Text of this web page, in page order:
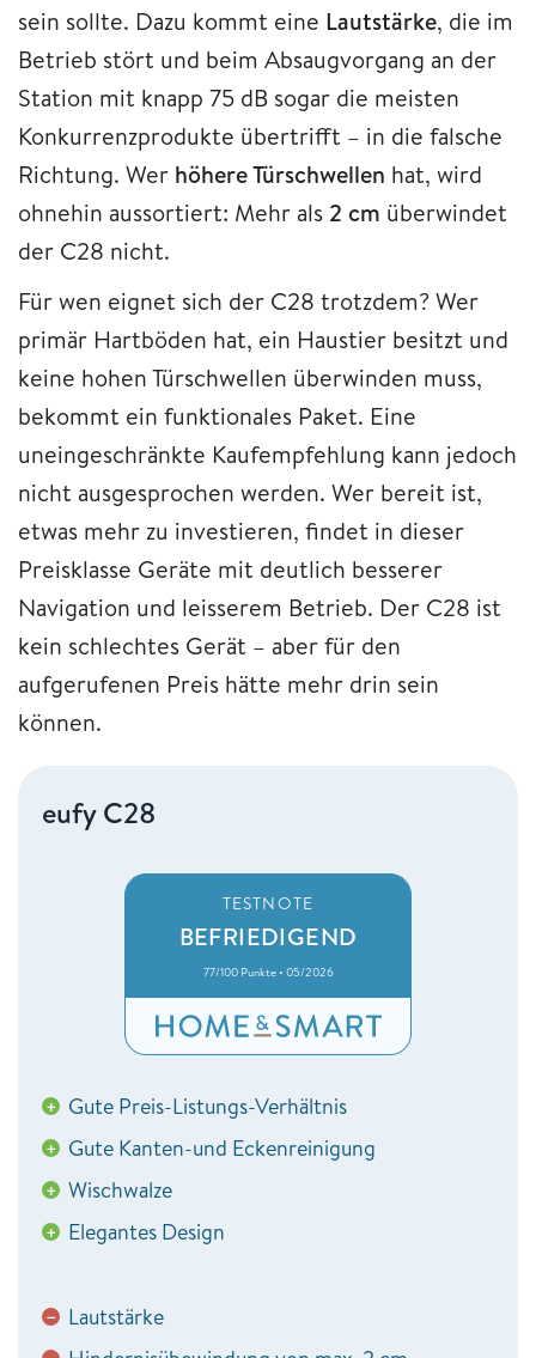
sein sollte. Dazu kommt eine Lautstärke, die im
Betrieb stört und beim Absaugvorgang an der
Station mit knapp 75 dB sogar die meisten
Konkurrenzprodukte übertrifft – in die falsche
Richtung. Wer höhere Türschwellen hat, wird
ohnehin aussortiert: Mehr als 2 cm überwindet
der C28 nicht.
Für wen eignet sich der C28 trotzdem? Wer
primär Hartböden hat, ein Haustier besitzt und
keine hohen Türschwellen überwinden muss,
bekommt ein funktionales Paket. Eine
uneingeschränkte Kaufempfehlung kann jedoch
nicht ausgesprochen werden. Wer bereit ist,
etwas mehr zu investieren, findet in dieser
Preisklasse Geräte mit deutlich besserer
Navigation und leisserem Betrieb. Der C28 ist
kein schlechtes Gerät – aber für den
aufgerufenen Preis hätte mehr drin sein
können.
eufy C28
TESTNOTE
BEFRIEDIGEND
77/100 Punkte • 05/2026
+ Gute Preis-Listungs-Verhältnis
+ Gute Kanten-und Eckenreinigung
+ Wischwalze
+ Elegantes Design
− Lautstärke